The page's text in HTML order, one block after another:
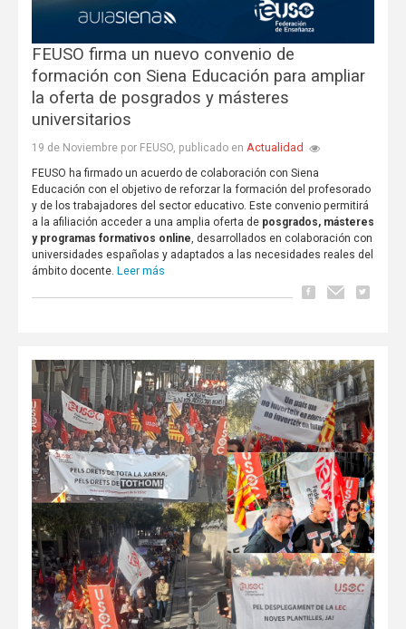
FEUSO firma un nuevo convenio de
formación con Siena Educación para ampliar
la oferta de posgrados y másteres
universitarios
19 de Noviembre por FEUSO, publicado en Actualidad
FEUSO ha firmado un acuerdo de colaboración con Siena
Educación con el objetivo de reforzar la formación del profesorado
y de los trabajadores del sector educativo. Este convenio permitirá
a la afiliación acceder a una amplia oferta de posgrados, másteres
y programas formativos online, desarrollados en colaboración con
universidades españolas y adaptados a las necesidades reales del
ámbito docente. Leer más